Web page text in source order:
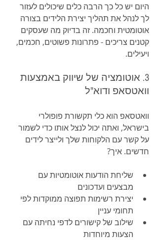
היום יש כל כך הרבה כלים שיכולים לעזור
לך לנהל את תהליך יצירת הלידים בצורה
אוטומטית וחכמה. זה בדיוק מה שעסקים
קטנים צריכים - פתרונות פשוטים, חכמים,
ויעילים.
3. אוטומציה של שיווק באמצעות
וואטסאפ ודוא"ל
וואטסאפ הוא כלי תקשורת פופולרי
בישראל, ואתה יכול לנצל אותו כדי לשמור
על קשר עם הלקוחות שלך ולייצר לידים
חדשים. איך?
שליחת הודעות אוטומטיות עם
מבצעים ועדכונים
יצירת רשימות תפוצה ממוקדות לפי
תחומי עניין
שילוב של קישורים לדפי נחיתה עם
הצעות מיוחדות